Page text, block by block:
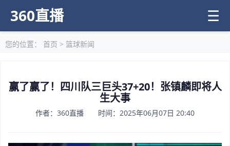
360直播 ☰
您的位置： 首页 > 篮球新闻
赢了赢了！四川队三巨头37+20！张镇麟即将人
生大事
作者：360直播 时间：2025年06月07日 20:40